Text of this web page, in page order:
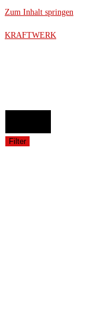
Zum Inhalt springen
KRAFTWERK
Filter